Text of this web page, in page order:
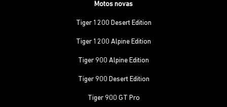
Motos novas
Tiger 1200 Desert Edition
Tiger 1200 Alpine Edition
Tiger 900 Alpine Edition
Tiger 900 Desert Edition
Tiger 900 GT Pro